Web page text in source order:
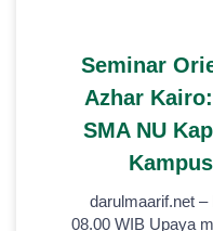
Seminar
Azhar
SMA NU
darulmaarif.net –
08.00 WIB Upaya